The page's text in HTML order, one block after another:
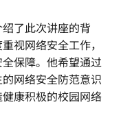
了此次讲座的背
视网络安全工作，
保障。他希望通过
网络安全防范意识
康积极的校园网络